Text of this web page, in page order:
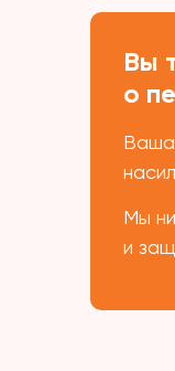
Вы
о
Ваша
Мы
и